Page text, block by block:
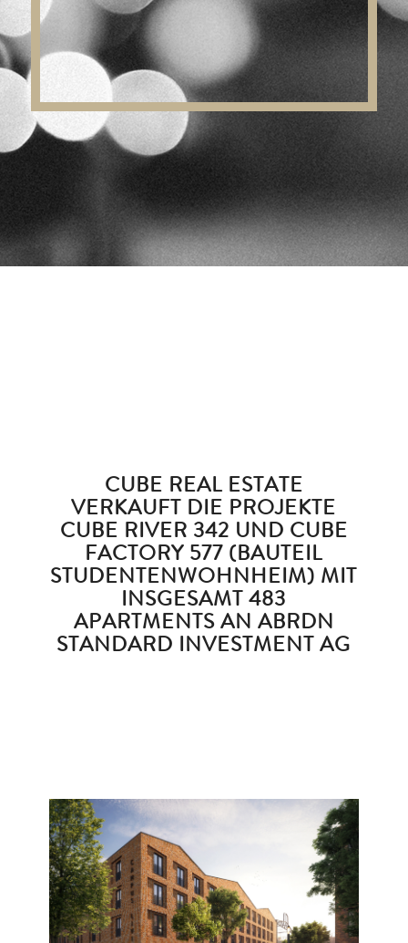
CUBE REAL ESTATE
VERKAUFT DIE PROJEKTE
CUBE RIVER 342 UND CUBE
FACTORY 577 (BAUTEIL
STUDENTENWOHNHEIM) MIT
INSGESAMT 483
APARTMENTS AN ABRDN
STANDARD INVESTMENT AG